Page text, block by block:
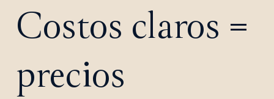
Costos claros =
precios